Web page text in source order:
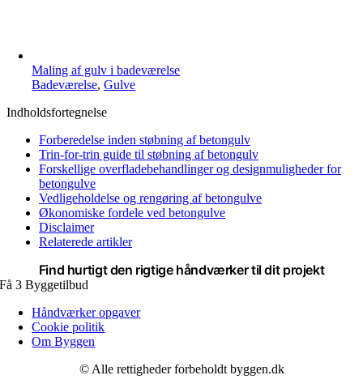
Maling af gulv i badeværelse
Badeværelse,Gulve
Indholdsfortegnelse
Forberedelse inden støbning af betongulv
Trin-for-trin guide til støbning af betongulv
Forskellige overfladebehandlinger og designmuligheder for
betongulve
Vedligeholdelse og rengøring af betongulve
Økonomiske fordele ved betongulve
Disclaimer
Relaterede artikler
Find hurtigt den rigtige håndværkertil dit projekt
Få 3 Byggetilbud
Håndværker opgaver
Cookie politik
Om Byggen
© Alle rettigheder forbeholdt byggen.dk